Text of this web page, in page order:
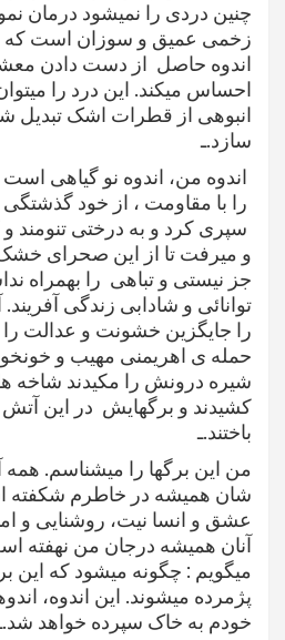
چنین دردی را نمیشود درمان
زخمی عمیق و سوزان است که
اندوه حاصل از دست دادن
احساس میکند. این درد را
انبوهی از قطرات اشک تبدیل
سازد.ـ
اندوه من، اندوه نو گیاهی
را با مقاومت ، از خود
سپری کرد و به درختی تنومند
و میرفت تا از این صحرای
جز نیستی و تباهی را بهمراه
توانائی و شادابی زندگی
را جایگزین خشونت و عدالت را
حمله ی اهریمنی مهیب و
شیره درونش را مکیدند شاخه
كشیدند و برگهایش در این
باختند.ـ
من این برگها را میشناسم. همه
شان همیشه در خاطرم شكفته
عشق و انسا نیت، روشنایی و
آنان همیشه درجان من نهفته
میگویم : چگونه میشود که این
پژمرده میشوند. این اندوه،
خودم به خاک سپرده خواهد